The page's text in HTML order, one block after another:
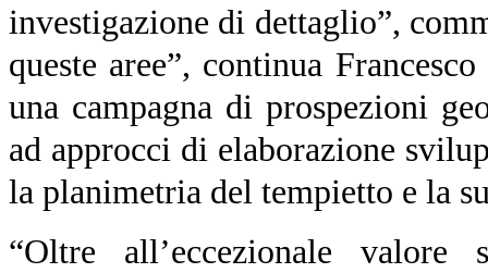
investigazione di dettaglio”,
queste aree”, continua
una campagna di prospezioni
ad approcci di elaborazione
la planimetria del tempietto e la
“Oltre all’eccezionale valore